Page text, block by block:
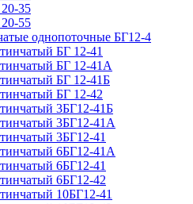
35
55
однопоточные БГ12-4
БГ 12-41
БГ 12-41А
БГ 12-41Б
БГ 12-42
3БГ12-41Б
3БГ12-41А
3БГ12-41
6БГ12-41А
6БГ12-41
6БГ12-42
10БГ12-41